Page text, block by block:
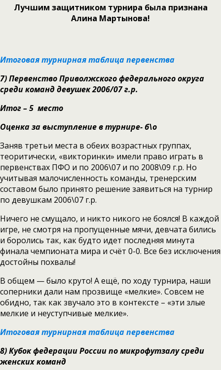
Лучшим защитником турнира была признана
Алина Мартынова!
Итоговая турнирная таблица первенства
7)Первенство Приволжского федерального округа
среди команд девушек 2006/07 г.р.
Итог – 5 место
Оценка за выступление в турнире- б\о
Заняв третьи места в обеих возрастных группах,
теоритически, «викторинки» имели право играть в
первенствах ПФО и по 2006\07 и по 2008\09 г.р. Но
учитывая малочисленность команды, тренерским
составом было принято решение заявиться на турнир
по девушкам 2006\07 г.р.
Ничего не смущало, и никто никого не боялся! В каждой
игре, не смотря на пропущенные мячи, девчата бились
и боролись так, как будто идет последняя минута
финала чемпионата мира и счёт 0-0. Все без исключения
достойны похвалы!
В общем — было круто! А ещё, по ходу турнира, наши
соперники дали нам прозвище «мелкие». Совсем не
обидно, так как звучало это в контексте – «эти злые
мелкие и неуступчивые мелкие».
Итоговая турнирная таблица первенства
8)Кубок федерации России по микрофутзалу среди
женских команд